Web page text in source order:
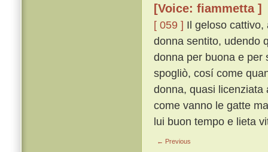
[Voice: fiammetta ]
[ 059 ] Il geloso
donna sentito, udendo
donna per buona e per
spogliò, cosí come
donna, quasi licenziata
come vanno le gatte
lui buon tempo e lieta
← Previous